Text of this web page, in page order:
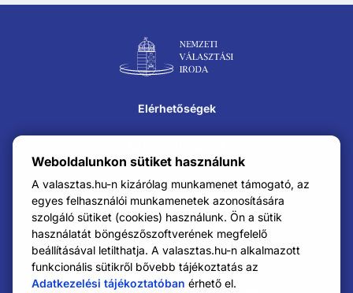
Weboldalunkon sütiket használunk
A valasztas.hu-n kizárólag munkamenet támogató, az
egyes felhasználói munkamenetek azonosítására
szolgáló sütiket (cookies) használunk. Ön a sütik
használatát böngészőszoftverének megfelelő
beállításával letilthatja. A valasztas.hu-n alkalmazott
funkcionális sütikről bővebb tájékoztatás az
Adatkezelési tájékoztatóban érhető el.
Lábléc navigáció
Elérhetőségek
Impresszum
Karrier
Adatkezelési tájékoztató